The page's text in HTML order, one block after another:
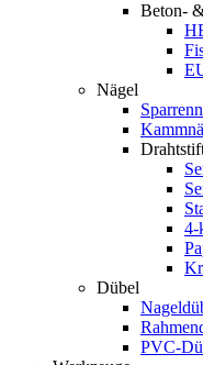
Beton-
Nägel
4-
Dübel
PVC-